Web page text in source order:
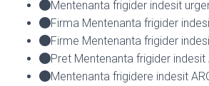
Mentenanta frigider indesit
Firma Mentenanta frigider
Firme Mentenanta frigider
Pret Mentenanta frigider indesit
Mentenanta frigidere indesit